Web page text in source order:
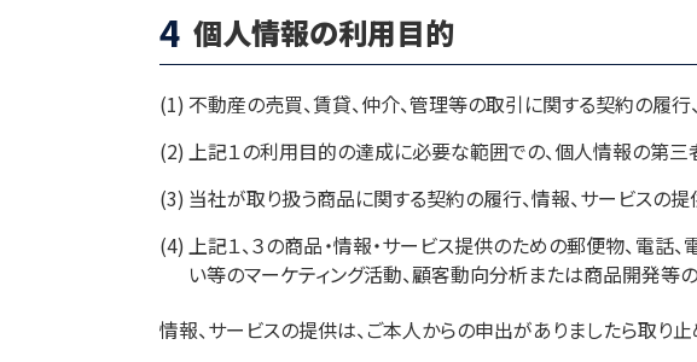
4 個人情報の利用目的
(1) 不動産の売買、賃貸、仲介、管理等の取引に関する契約の履行
(2)上記１の利用目的の達成に必要な範囲での、個人情報の第三
(3) 当社が取り扱う商品に関する契約の履行、情報、サービスの提
(4)上記１、３の商品・情報・サービス提供のための郵便物、電話
い等のマーケティング活動、顧客動向分析または商品開発等
情報、サービスの提供は、ご本人からの申出がありましたら取り止